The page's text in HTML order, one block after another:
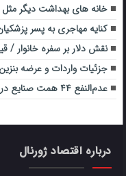
خانه های بهداشت دیگر مثل ۲۰ سال قبل نیست
کنایه مهاجری به پسر
نقش دلار بر سفره خانوار
جزئیات واردات و عرضه
عدم‌النفع ۴۴ همت صنایع در تابستان به دلیل قطعی برق
درباره اقتصاد ژورنال